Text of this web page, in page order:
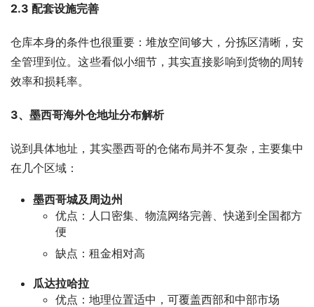
2.3 配套设施完善
仓库本身的条件也很重要：堆放空间够大，分拣区清晰，安
全管理到位。这些看似小细节，其实直接影响到货物的周转
效率和损耗率。
3、墨西哥海外仓地址分布解析
说到具体地址，其实墨西哥的仓储布局并不复杂，主要集中
在几个区域：
墨西哥城及周边州
优点：人口密集、物流网络完善、快递到全国都方
便
缺点：租金相对高
瓜达拉哈拉
优点：地理位置适中，可覆盖西部和中部市场